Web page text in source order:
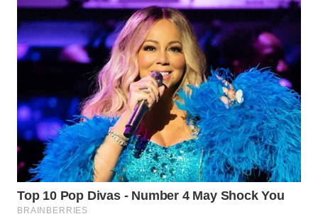
WN
BORNEO
Media
Group
WAHANA
NEWS
WAHANA
TANI